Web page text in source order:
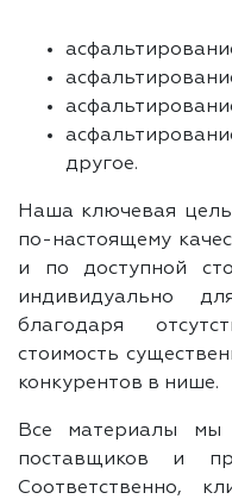
другое.
Наша ключевая
по-настоящему
и по доступной
индивидуально
благодаря
стоимость
конкурентов в нише.
Все материалы мы
поставщиков и
Соответственно,